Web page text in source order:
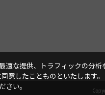
な提供、トラフィックの分析
意したことものといたします。
さい。